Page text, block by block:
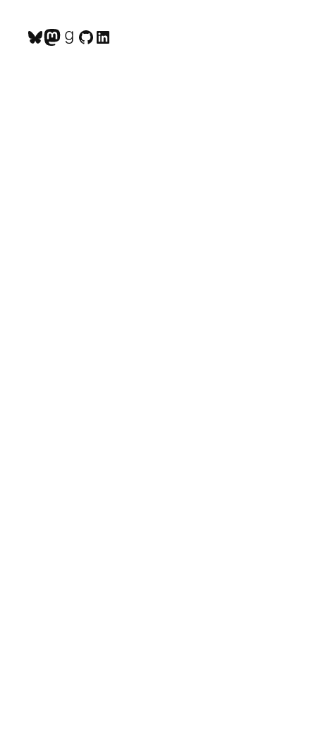
Bluesky
Mastodon
Goodreads
GitHub
LinkedIn